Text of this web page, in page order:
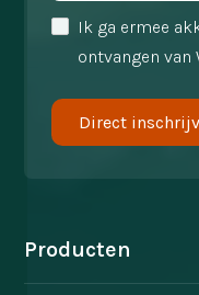
Ik ga ermee
ontvangen van
Producten